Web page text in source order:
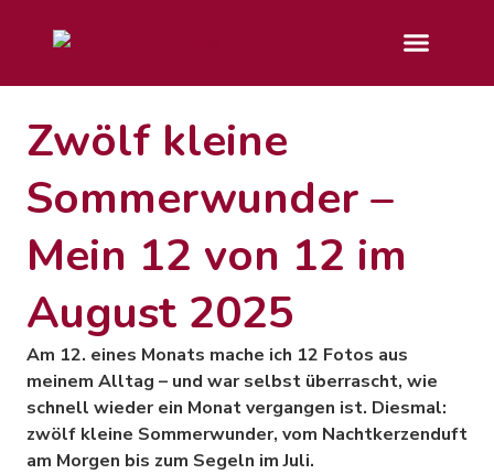
Zwölf kleine
Sommerwunder –
Mein 12 von 12 im
August 2025
Am 12. eines Monats mache ich 12 Fotos aus
meinem Alltag – und war selbst überrascht, wie
schnell wieder ein Monat vergangen ist. Diesmal:
zwölf kleine Sommerwunder, vom Nachtkerzenduft
am Morgen bis zum Segeln im Juli.